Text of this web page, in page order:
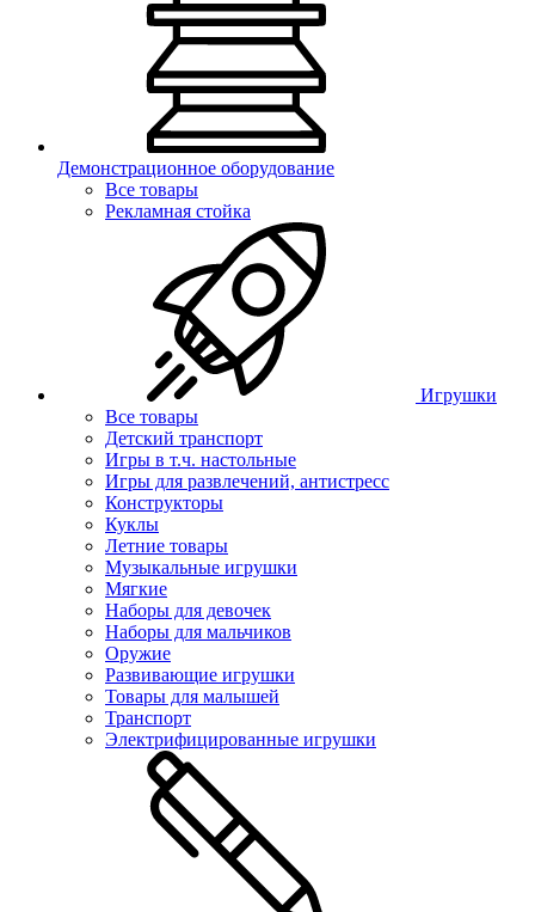
Демонстрационное оборудование
Все товары
Рекламная стойка
Игрушки
Все товары
Детский транспорт
Игры в т.ч. настольные
Игры для развлечений, антистресс
Конструкторы
Куклы
Летние товары
Музыкальные игрушки
Мягкие
Наборы для девочек
Наборы для мальчиков
Оружие
Развивающие игрушки
Товары для малышей
Транспорт
Электрифицированные игрушки